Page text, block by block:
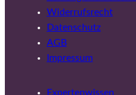
Widerrufsrecht
Datenschutz
AGB
Impressum
Expertenwissen